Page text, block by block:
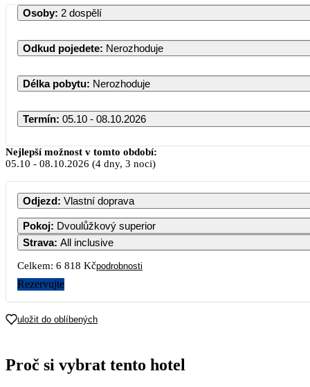
Osoby: 2 dospělí
Odkud pojedete: Nerozhoduje
Délka pobytu: Nerozhoduje
Termín: 05.10 - 08.10.2026
Říjen 2026
PO ÚT ST ČT PÁ SO
1 2 3
5 6 7 8 9 10
3 409
26
Nejlepší možnost v tomto období:
05.10 - 08.10.2026 (4 dny, 3 noci)
Odjezd: Vlastní doprava
Pokoj: Dvoulůžkový superior
Strava: All inclusive
Celkem: 6 818 Kčpodrobnosti
Rezervujte
uložit do oblíbených
Proč si vybrat tento hotel